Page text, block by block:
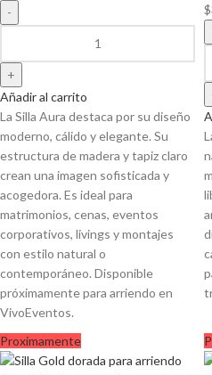
Añadir al carrito
La Silla Aura destaca por su diseño
moderno, cálido y elegante. Su
estructura de madera y tapiz claro
crean una imagen sofisticada y
acogedora. Es ideal para
matrimonios, cenas, eventos
corporativos, livings y montajes
con estilo natural o
contemporáneo. Disponible
próximamente para arriendo en
VivoEventos.
$
Proximamente